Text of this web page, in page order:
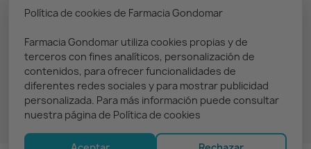
Nuestro boletín
Puedes darte de baja en cualquier momento. Prometemos
solo enviar información relevante
Política de cookies de Farmacia Gondomar
Farmacia Gondomar utiliza cookies propias y de
terceros con fines analíticos, personalización de
contenidos, para ofrecer funcionalidades de
diferentes redes sociales y para mostrar publicidad
personalizada. Para más información puede consultar
nuestra página de Política de cookies